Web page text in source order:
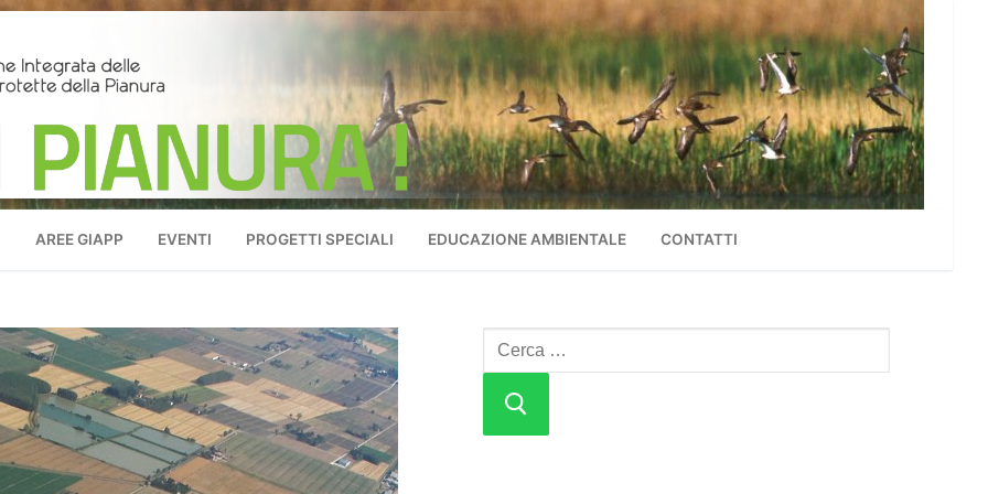
AREE GIAPP EVENTI PROGETTI SPECIALI EDUCAZIONE AMBIENTALE CONTATTI
Cerca: